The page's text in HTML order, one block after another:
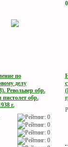
0
по
делу
Револьвер обр.
пистолет обр.
г.